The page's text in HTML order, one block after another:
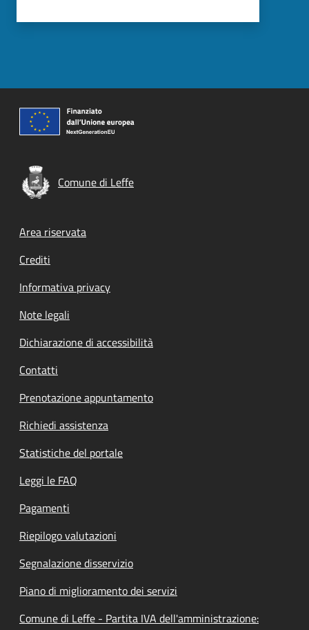
Comune di Leffe
Footer menu
Area riservata
Crediti
Informativa privacy
Note legali
Dichiarazione di accessibilità
Contatti
Prenotazione appuntamento
Richiedi assistenza
Statistiche del portale
Leggi le FAQ
Pagamenti
Riepilogo valutazioni
Segnalazione disservizio
Piano di miglioramento dei servizi
Comune di Leffe - Partita IVA dell'amministrazione: